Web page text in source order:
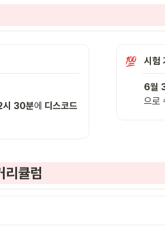
시 30분에 디스코드
시험
6월
으로
리큘럼